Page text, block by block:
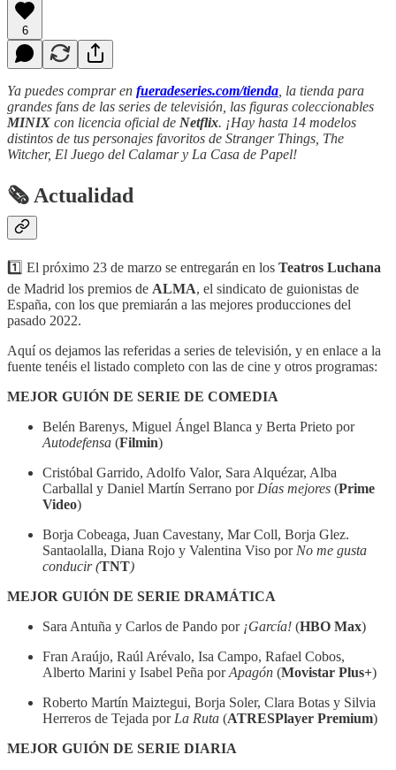
6
Ya puedes comprar en fueradeseries.com/tienda , la tienda para
grandes fans de las series de televisión, las figuras coleccionables
MINIX con licencia oficial de Netflix. ¡Hay hasta 14 modelos
distintos de tus personajes favoritos de Stranger Things, The
Witcher, El Juego del Calamar y La Casa de Papel!
🗞 Actualidad
1️⃣ El próximo 23 de marzo se entregarán en los Teatros Luchana
de Madrid los premios de ALMA, el sindicato de guionistas de
España, con los que premiarán a las mejores producciones del
pasado 2022.
Aquí os dejamos las referidas a series de televisión, y en enlace a la
fuente tenéis el listado completo con las de cine y otros programas:
MEJOR GUIÓN DE SERIE DE COMEDIA
Belén Barenys, Miguel Ángel Blanca y Berta Prieto por
Autodefensa (Filmin)
Cristóbal Garrido, Adolfo Valor, Sara Alquézar, Alba
Carballal y Daniel Martín Serrano por Días mejores (Prime
Video)
Borja Cobeaga, Juan Cavestany, Mar Coll, Borja Glez.
Santaolalla, Diana Rojo y Valentina Viso por No me gusta
conducir (TNT)
MEJOR GUIÓN DE SERIE DRAMÁTICA
Sara Antuña y Carlos de Pando por ¡García! (HBO Max)
Fran Araújo, Raúl Arévalo, Isa Campo, Rafael Cobos,
Alberto Marini y Isabel Peña porApagón (Movistar Plus+)
Roberto Martín Maiztegui, Borja Soler, Clara Botas y Silvia
Herreros de Tejada por La Ruta (ATRESPlayer Premium)
MEJOR GUIÓN DE SERIE DIARIA